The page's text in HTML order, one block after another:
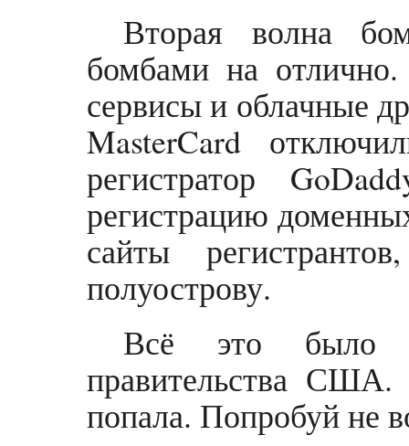
Вторая волна
бомбами на
сервисы и облачные
MasterCard
регистратор
регистрацию
сайты
полуострову.
Всё это было
правительства
попала. Попробуй не